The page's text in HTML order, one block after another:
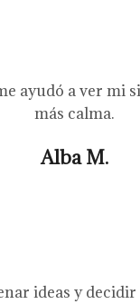
ayudó a ver mi
más calma.
Alba M.
ideas y